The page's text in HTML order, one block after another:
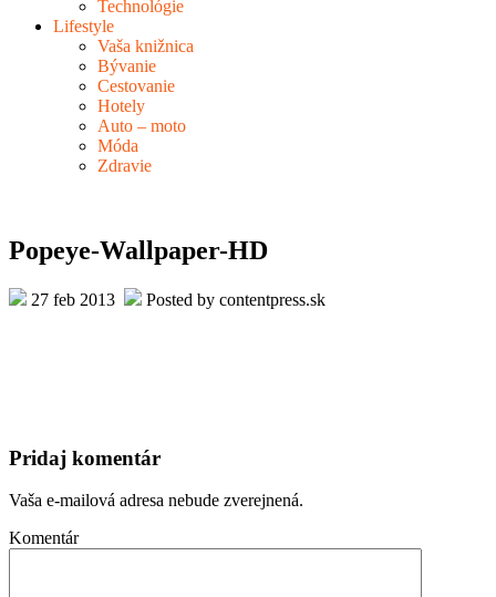
Technológie
Lifestyle
Vaša knižnica
Bývanie
Cestovanie
Hotely
Auto – moto
Móda
Zdravie
Popeye-Wallpaper-HD
27 feb 2013 Posted by contentpress.sk
Pridaj komentár
Vaša e-mailová adresa nebude zverejnená.
Komentár